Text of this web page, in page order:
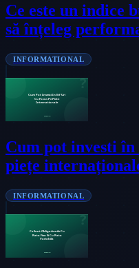
Ce este un indice
să înțeleg
INFORMATIONAL
Cum pot investi
piețe
INFORMATIONAL